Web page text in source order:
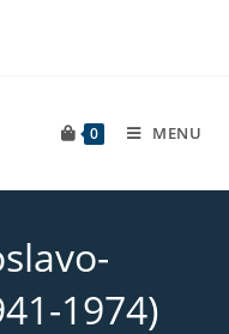
0 MENU
1974)